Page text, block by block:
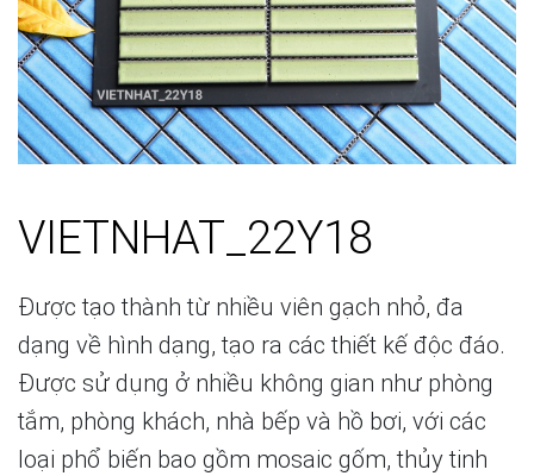
VIETNHAT_22Y18
Được tạo thành từ nhiều viên gạch nhỏ, đa
dạng về hình dạng, tạo ra các thiết kế độc đáo.
Được sử dụng ở nhiều không gian như phòng
tắm, phòng khách, nhà bếp và hồ bơi, với các
loại phổ biến bao gồm mosaic gốm, thủy tinh